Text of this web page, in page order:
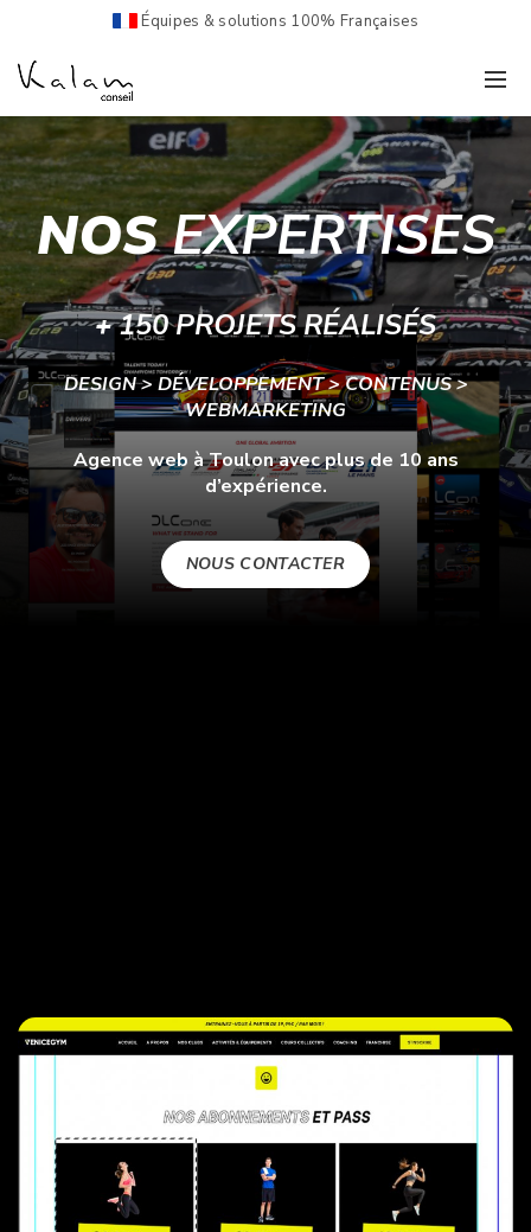
Équipes & solutions 100% Françaises
NOSEXPERTISES
+150 PROJETS RÉALISÉS
DESIGN > DÉVELOPPEMENT > CONTENUS >
WEBMARKETING
Agence web à Toulon avec plus de 10 ans
d’expérience.
NOUS CONTACTER